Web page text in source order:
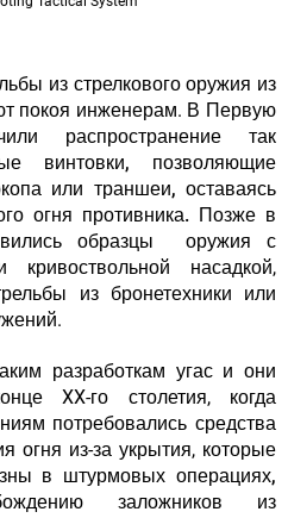
из стрелкового оружия из
покоя инженерам. В Первую
распространение так
винтовки, позволяющие
или траншеи, оставаясь
огня противника. Позже в
образцы оружия с
насадкой,
из бронетехники или
разработкам угас и они
XX-го столетия, когда
потребовались средства
огня из-за укрытия, которые
в штурмовых операциях,
заложников из